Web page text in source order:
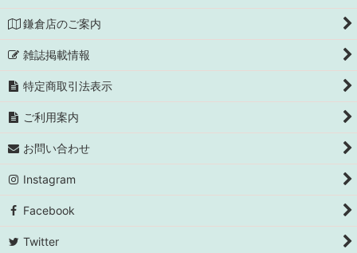
鎌倉店のご案内
雑誌掲載情報
特定商取引法表示
ご利用案内
お問い合わせ
Instagram
Facebook
Twitter